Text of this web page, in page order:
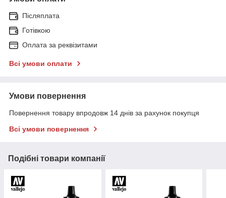
Післяплата
Готівкою
Оплата за реквізитами
Всі умови оплати
Умови повернення
Повернення товару впродовж 14 днів за рахунок покупця
Всі умови повернення
Подібні товари компанії